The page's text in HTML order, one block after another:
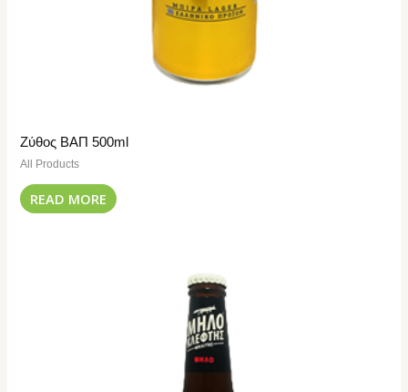
Ζύθος ΒΑΠ 500ml
All Products
READ MORE